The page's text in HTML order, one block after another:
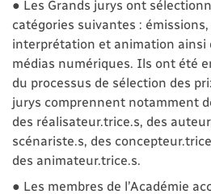
● Les Grands jurys ont
catégories suivantes :
interprétation et animation ainsi
médias numériques. Ils ont été
du processus de sélection des
jurys comprennent notamment
des réalisateur.trice.s, des
scénariste.s, des
des animateur.trice.s.
● Les membres de l’Académie